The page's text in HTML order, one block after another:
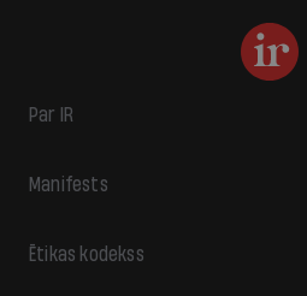
Par IR
Manifests
Ētikas kodekss